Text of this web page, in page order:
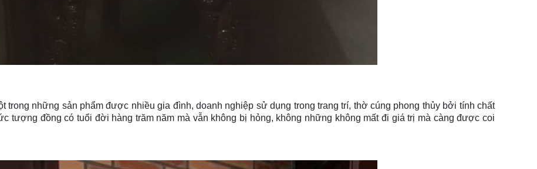
trong những sản phẩm được nhiều gia đình, doanh nghiệp sử dụng trong trang trí, thờ cúng phong thủy bởi tính chất
tượng đồng có tuổi đời hàng trăm năm mà vẫn không bị hỏng, không những không mất đi giá trị mà càng được coi